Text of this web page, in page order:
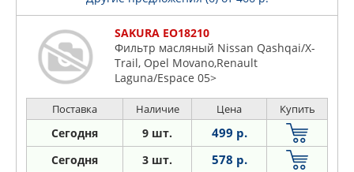
SAKURA EO18210
Фильтр масляный Nissan Qashqai/X-
Trail, Opel Movano,Renault
Laguna/Espace 05>
Поставка Наличие Цена Купить
Сегодня 9 шт. 499 р.
Сегодня 3 шт. 578 р.